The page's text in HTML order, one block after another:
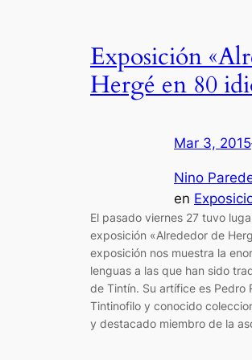
Exposición
Hergé en 80
Mar 3, 2015
Nino
en
El pasado viernes 27 tuvo
exposición «Alrededor de
exposición nos muestra la
lenguas a las que han sido
de Tintín. Su artífice es Pedro
Tintinofilo y conocido
y destacado miembro de la